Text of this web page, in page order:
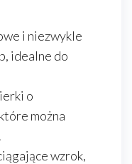
i niezwykle
idealne do
o
można
wzrok,